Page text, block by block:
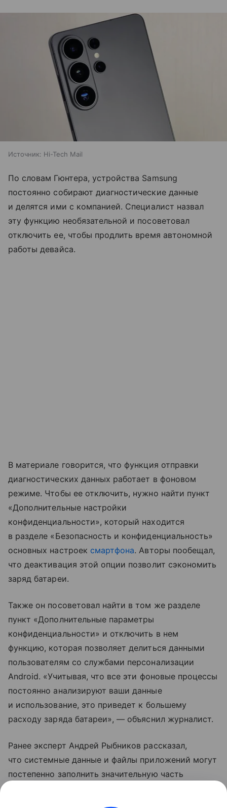
Источник: Hi-Tech Mail
По словам Гюнтера, устройства Samsung
постоянно собирают диагностические данные
и делятся ими с компанией. Специалист назвал
эту функцию необязательной и посоветовал
отключить ее, чтобы продлить время автономной
работы девайса.
В материале говорится, что функция отправки
диагностических данных работает в фоновом
режиме. Чтобы ее отключить, нужно найти пункт
«Дополнительные настройки
конфиденциальности», который находится
в разделе «Безопасность и конфиденциальность»
основных настроек смартфона. Авторы пообещал,
что деактивация этой опции позволит сэкономить
заряд батареи.
Также он посоветовал найти в том же разделе
пункт «Дополнительные параметры
конфиденциальности» и отключить в нем
функцию, которая позволяет делиться данными
пользователям со службами персонализации
Android. «Учитывая, что все эти фоновые процессы
постоянно анализируют ваши данные
и использование, это приведет к большему
расходу заряда батареи», — объяснил журналист.
Ранее эксперт Андрей Рыбников рассказал,
что системные данные и файлы приложений могут
постепенно заполнить значительную часть